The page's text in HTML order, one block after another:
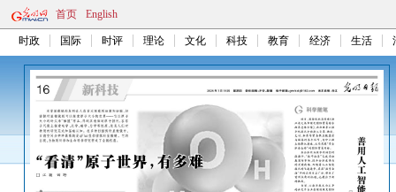
首页 English
时政 国际 时评 理论 文化 科技 教育 经济 生活